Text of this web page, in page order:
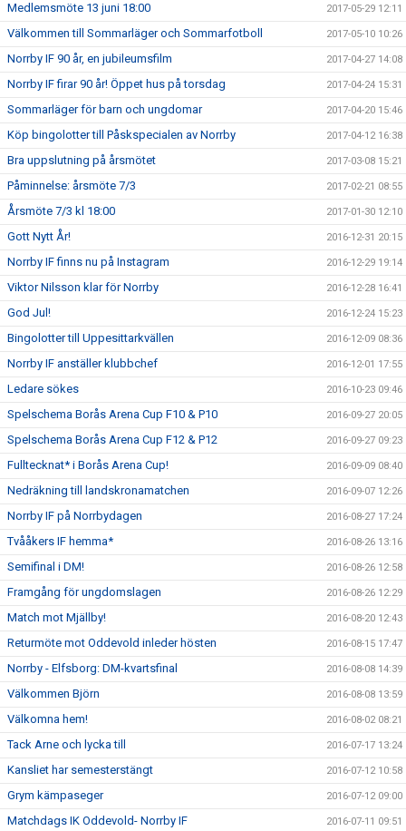
Medlemsmöte 13 juni 18:00 2017-05-29 12:11
Välkommen till Sommarläger och Sommarfotboll 2017-05-10 10:26
Norrby IF 90 år, en jubileumsfilm 2017-04-27 14:08
Norrby IF firar 90 år! Öppet hus på torsdag 2017-04-24 15:31
Sommarläger för barn och ungdomar 2017-04-20 15:46
Köp bingolotter till Påskspecialen av Norrby 2017-04-12 16:38
Bra uppslutning på årsmötet 2017-03-08 15:21
Påminnelse: årsmöte 7/3 2017-02-21 08:55
Årsmöte 7/3 kl 18:00 2017-01-30 12:10
Gott Nytt År! 2016-12-31 20:15
Norrby IF finns nu på Instagram 2016-12-29 19:14
Viktor Nilsson klar för Norrby 2016-12-28 16:41
God Jul! 2016-12-24 15:23
Bingolotter till Uppesittarkvällen 2016-12-09 08:36
Norrby IF anställer klubbchef 2016-12-01 17:55
Ledare sökes 2016-10-23 09:46
Spelschema Borås Arena Cup F10 & P10 2016-09-27 20:05
Spelschema Borås Arena Cup F12 & P12 2016-09-27 09:23
Fulltecknat* i Borås Arena Cup! 2016-09-09 08:40
Nedräkning till landskronamatchen 2016-09-07 12:26
Norrby IF på Norrbydagen 2016-08-27 17:24
Tvååkers IF hemma* 2016-08-26 13:16
Semifinal i DM! 2016-08-26 12:58
Framgång för ungdomslagen 2016-08-26 12:29
Match mot Mjällby! 2016-08-20 12:43
Returmöte mot Oddevold inleder hösten 2016-08-15 17:47
Norrby - Elfsborg: DM-kvartsfinal 2016-08-08 14:39
Välkommen Björn 2016-08-08 13:59
Välkomna hem! 2016-08-02 08:21
Tack Arne och lycka till 2016-07-17 13:24
Kansliet har semesterstängt 2016-07-12 10:58
Grym kämpaseger 2016-07-12 09:00
Matchdags IK Oddevold- Norrby IF 2016-07-11 09:51